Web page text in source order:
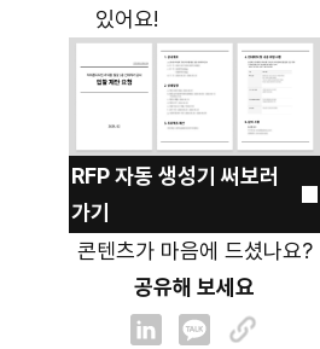
있어요!
RFP 자동 생성기 써보러
가기
콘텐츠가 마음에 드셨나요?
공유해 보세요